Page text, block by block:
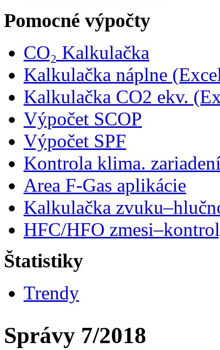
Pomocné výpočty
CO₂ Kalkulačka
Kalkulačka náplne
Kalkulačka CO2 ekv.
Výpočet SCOP
Výpočet SPF
Kontrola klima.
Area F-Gas aplikácie
Kalkulačka
HFC/HFO
Štatistiky
Trendy
Správy 7/2018